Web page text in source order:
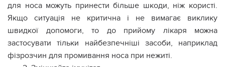
для носа можуть принести більше шкоди, ніж користі.
Якщо ситуація не критична і не вимагає виклику
швидкої допомоги, то до прийому лікаря можна
застосувати тільки найбезпечніші засоби, наприклад
фізрозчин для промивання носа при нежиті.